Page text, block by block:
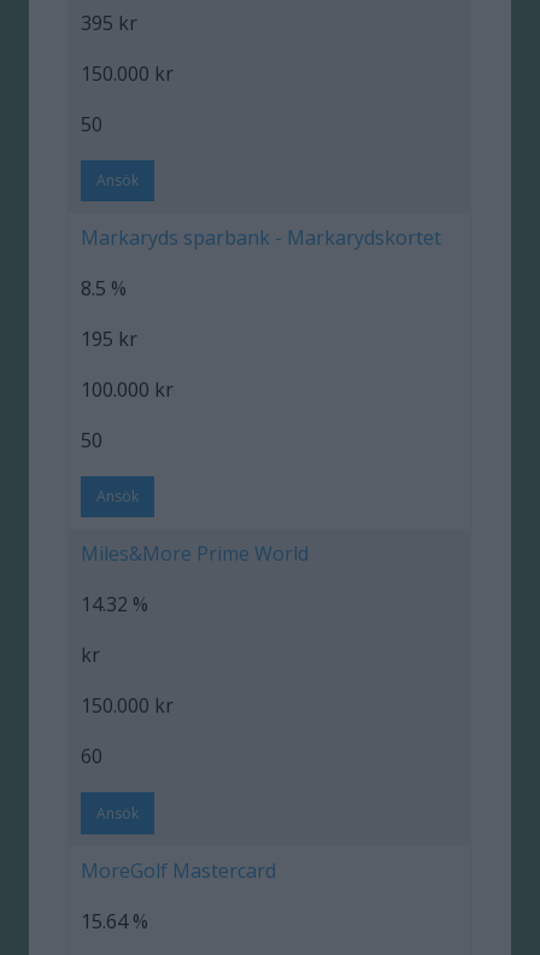
395 kr
150.000 kr
50
Ansök
Markaryds sparbank - Markarydskortet
8.5 %
195 kr
100.000 kr
50
Ansök
Miles&More Prime World
14.32 %
kr
150.000 kr
60
Ansök
MoreGolf Mastercard
15.64 %